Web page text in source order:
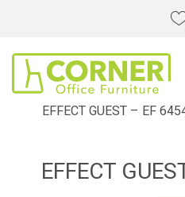
EFFECT GUEST – EF
EFFECT